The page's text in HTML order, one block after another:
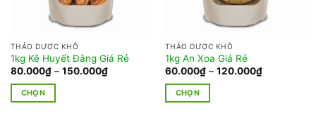
THẢO DƯỢC KHÔ
1kg Kê Huyết Đằng Giá Rẻ
80.000₫ – 150.000₫Khoảng
giá:
CHỌN
THẢO DƯỢC KHÔ
1kg An Xoa Giá Rẻ
60.000₫ – 120.000₫Khoảng
giá:
CHỌN